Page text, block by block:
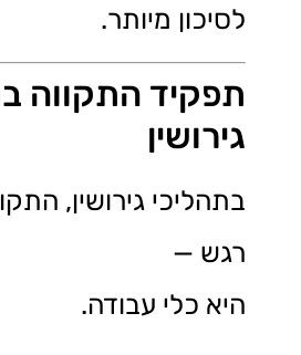
לסיכון מיותר.
תפקיד התקווה
גירושין
בתהליכי גירושין,
רגש —
היא כלי עבודה.